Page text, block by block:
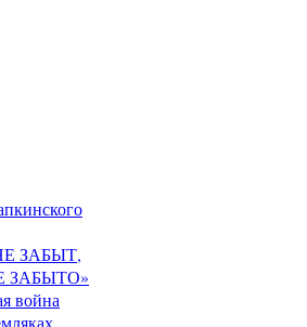
ЗАБЫТ,
ЗАБЫТО»
война